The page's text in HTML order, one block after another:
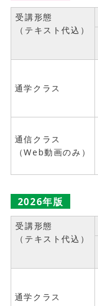
受講形態
（テキスト代込）
通学クラス
通信クラス
（Web動画のみ）
2026年版
受講形態
（テキスト代込）
通学クラス